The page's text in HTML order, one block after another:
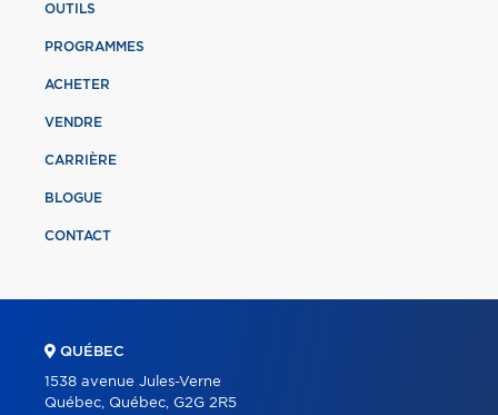
OUTILS
PROGRAMMES
ACHETER
VENDRE
CARRIÈRE
BLOGUE
CONTACT
QUÉBEC
1538 avenue Jules-Verne
Québec, Québec, G2G 2R5